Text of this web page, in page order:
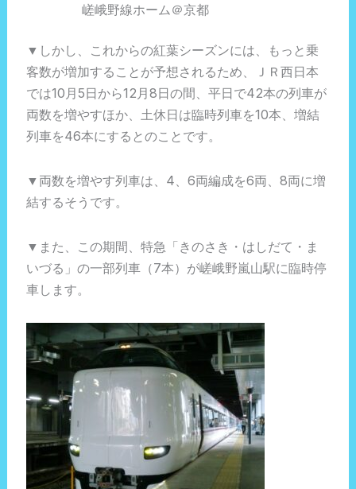
嵯峨野線ホーム＠京都
▼しかし、これからの紅葉シーズンには、もっと乗
客数が増加することが予想されるため、ＪＲ西日本
では10月5日から12月8日の間、平日で42本の列車が
両数を増やすほか、土休日は臨時列車を10本、増結
列車を46本にするとのことです。
▼両数を増やす列車は、4、6両編成を6両、8両に増
結するそうです。
▼また、この期間、特急「きのさき・はしだて・ま
いづる」の一部列車（7本）が嵯峨野嵐山駅に臨時停
車します。